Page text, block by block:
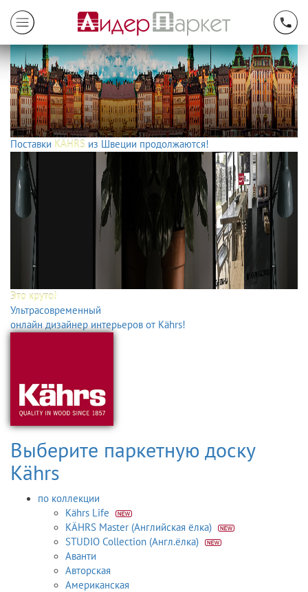
Поставки KÄHRS из Швеции продолжаются!
Это круто!
Ультрасовременный
онлайн дизайнер интерьеров от Kährs!
Выберите паркетную доску
Kährs
по коллекции
Kährs Life
KÄHRS Master (Английская ёлка)
STUDIO Collection (Англ.ёлка)
Аванти
Авторская
Американская